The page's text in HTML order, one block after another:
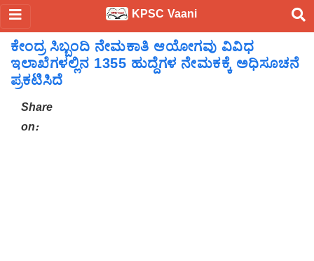
KPSC Vaani
ಕೇಂದ್ರ ಸಿಬ್ಬಂದಿ ನೇಮಕಾತಿ ಆಯೋಗವು ವಿವಿಧ
ಇಲಾಖೆಗಳಲ್ಲಿನ 1355 ಹುದ್ದೆಗಳ ನೇಮಕಕ್ಕೆ ಅಧಿಸೂಚನೆ
ಪ್ರಕಟಿಸಿದೆ
Share
on: